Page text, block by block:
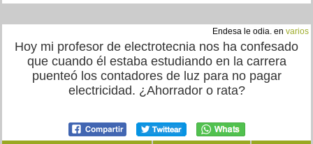
Endesa le odia. en varios
Hoy mi profesor de electrotecnia nos ha confesado
que cuando él estaba estudiando en la carrera
puenteó los contadores de luz para no pagar
electricidad. ¿Ahorrador o rata?